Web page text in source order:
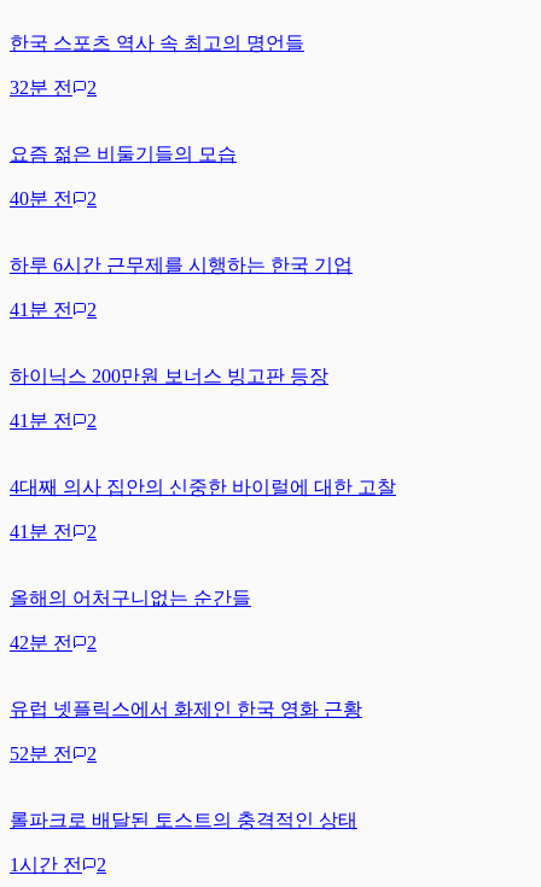
한국 스포츠 역사 속 최고의 명언들
32분 전 2
요즘 젊은 비둘기들의 모습
40분 전 2
하루 6시간 근무제를 시행하는 한국 기업
41분 전 2
하이닉스 200만원 보너스 빙고판 등장
41분 전 2
4대째 의사 집안의 신중한 바이럴에 대한 고찰
41분 전 2
올해의 어처구니없는 순간들
42분 전 2
유럽 넷플릭스에서 화제인 한국 영화 근황
52분 전 2
롤파크로 배달된 토스트의 충격적인 상태
1시간 전 2